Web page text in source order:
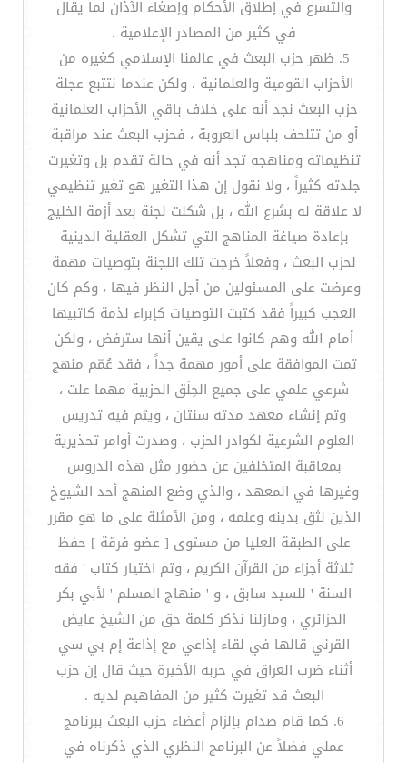
والتسرع في إطلاق الأحكام وإصغاء الآذان لما يقال
في كثير من المصادر الإعلامية .
5. ظهر حزب البعث في عالمنا الإسلامي كغيره من
الأحزاب القومية والعلمانية ، ولكن عندما نتتبع عجلة
حزب البعث نجد أنه على خلاف باقي الأحزاب العلمانية
أو من تتلحف بلباس العروبة ، فحزب البعث عند مراقبة
تنظيماته ومناهجه تجد أنه في حالة تقدم بل وتغيرت
جلدته كثيراً ، ولا نقول إن هذا التغير هو تغير تنظيمي
لا علاقة له بشرع الله ، بل شكلت لجنة بعد أزمة الخليج
بإعادة صياغة المناهج التي تشكل العقلية الدينية
لحزب البعث ، وفعلاً خرجت تلك اللجنة بتوصيات مهمة
وعرضت على المسئولين من أجل النظر فيها ، وكم كان
العجب كبيراً فقد كتبت التوصيات كإبراء لذمة كاتبيها
أمام الله وهم كانوا على يقين أنها سترفض ، ولكن
تمت الموافقة على أمور مهمة جداً ، فقد عُمّم منهج
شرعي علمي على جميع الحِلَق الحزبية مهما علت ،
وتم إنشاء معهد مدته سنتان ، ويتم فيه تدريس
العلوم الشرعية لكوادر الحزب ، وصدرت أوامر تحذيرية
بمعاقبة المتخلفين عن حضور مثل هذه الدروس
وغيرها في المعهد ، والذي وضع المنهج أحد الشيوخ
الذين نثق بدينه وعلمه ، ومن الأمثلة على ما هو مقرر
على الطبقة العليا من مستوى [ عضو فرقة ] حفظ
ثلاثة أجزاء من القرآن الكريم ، وتم اختيار كتاب ' فقه
السنة ' للسيد سابق ، و ' منهاج المسلم ' لأبي بكر
الجزائري ، ومازلنا نذكر كلمة حق من الشيخ عايض
القرني قالها في لقاء إذاعي مع إذاعة إم بي سي
أثناء ضرب العراق في حربه الأخيرة حيث قال إن حزب
البعث قد تغيرت كثير من المفاهيم لديه .
6. كما قام صدام بإلزام أعضاء حزب البعث ببرنامج
عملي فضلاً عن البرنامج النظري الذي ذكرناه في